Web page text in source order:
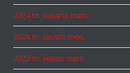
2024 m. vasario mėn.
2024 m. sausio mėn.
2023 m. liepos mėn.